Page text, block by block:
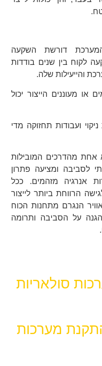
דורשת השקעה
לקוח בין שנים בודדות
או מעוננים הייצור יכול
ועבודות תחזוקה מדי
אחת מהדרכים המובילות
לסביבה ומציעה פתרון
אנרגיה מזהמים. ככל
הרווחת ביותר לייצור
הנגרם מתחנות הכוח
הגנה על הסביבה ותרומה
סולאריות
מערכות